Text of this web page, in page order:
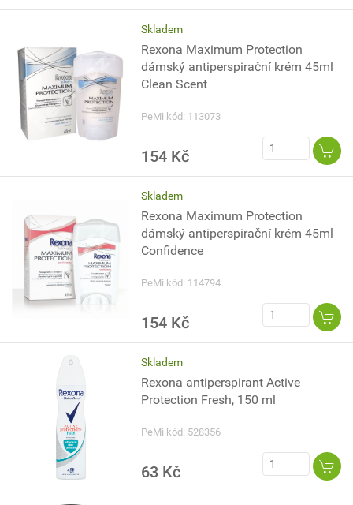
Skladem
Rexona Maximum Protection
dámský antiperspirační krém 45ml
Clean Scent
PeMi kód: 113073
154 Kč
Skladem
Rexona Maximum Protection
dámský antiperspirační krém 45ml
Confidence
PeMi kód: 114794
154 Kč
Skladem
Rexona antiperspirant Active
Protection Fresh, 150 ml
PeMi kód: 528356
63 Kč